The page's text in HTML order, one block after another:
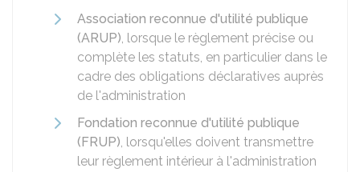
Association reconnue d'utilité publique
(ARUP), lorsque le règlement précise ou
complète les statuts, en particulier dans le
cadre des obligations déclaratives auprès
de l'administration
Fondation reconnue d'utilité publique
(FRUP), lorsqu'elles doivent transmettre
leur règlement intérieur à l'administration